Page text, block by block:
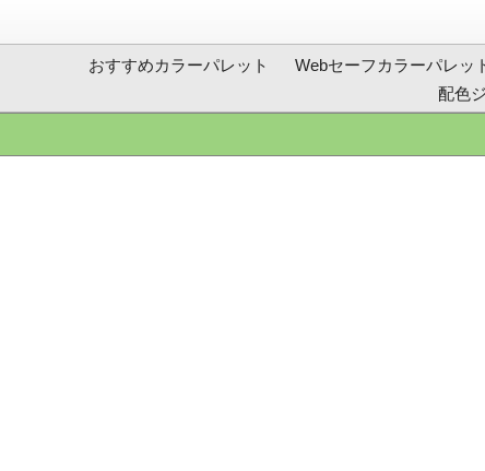
おすすめカラーパレット Webセーフカラーパレッ
配色